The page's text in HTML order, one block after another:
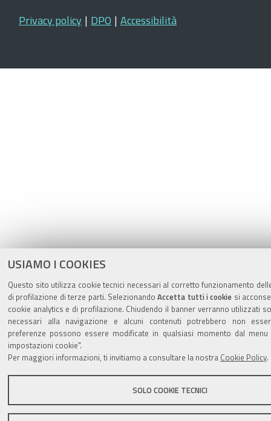
USIAMO I COOKIES
Questo sito utilizza cookie tecnici necessari al corretto funzionamento
di profilazione di terze parti. SelezionandoAccetta tutti i cookie si
cookie analytics e di profilazione. Chiudendo il banner verranno utilizzati
necessari alla navigazione e alcuni contenuti potrebbero non
preferenze possono essere modificate in qualsiasi momento dal menu
impostazioni cookie".
Per maggiori informazioni, ti invitiamo a consultare la nostra Cookie Policy.
SOLO COOKIE TECNICI
Privacy policy | DPO | Accessibilità